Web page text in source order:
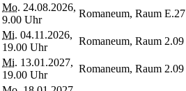
Mo. 24.08.2026,
9.00 Uhr
Romaneum, Raum E.27
Mi. 04.11.2026,
19.00 Uhr
Romaneum, Raum 2.09
Mi. 13.01.2027,
19.00 Uhr
Romaneum, Raum 2.09